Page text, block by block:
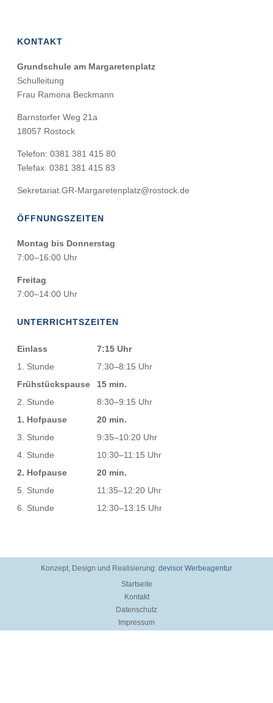
KONTAKT
Grundschule am Margaretenplatz
Schulleitung
Frau Ramona Beckmann
Barnstorfer Weg 21a
18057 Rostock
Telefon: 0381 381 415 80
Telefax: 0381 381 415 83
Sekretariat.GR-Margaretenplatz@rostock.de
ÖFFNUNGSZEITEN
Montag bis Donnerstag
7:00–16:00 Uhr
Freitag
7:00–14:00 Uhr
UNTERRICHTSZEITEN
Einlass
7:15 Uhr
1. Stunde
7:30–8:15 Uhr
Frühstückspause
15 min.
2. Stunde
8:30–9:15 Uhr
1. Hofpause
20 min.
3. Stunde
9:35–10:20 Uhr
4. Stunde
10:30–11:15 Uhr
2. Hofpause
20 min.
5. Stunde
11:35–12:20 Uhr
6. Stunde
12:30–13:15 Uhr
Konzept, Design und Realisierung: devisor Werbeagentur
Startseite
Kontakt
Datenschutz
Impressum